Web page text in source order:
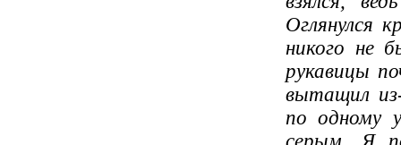
Оглянулся
никого не
рукавицы
вытащил
по одному